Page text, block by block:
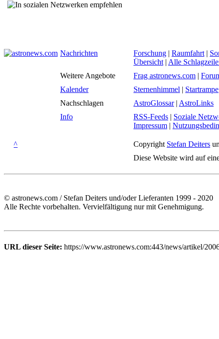
Nachrichten Forschung | Raumfahrt |
Übersicht | Alle
Weitere Angebote
Frag astronews.com |
Kalender
Sternenhimmel | Startrampe
Nachschlagen
AstroGlossar| AstroLinks
Info
RSS-Feeds | Soziale
Impressum |
^ Copyright Stefan Deiters
Diese Website wird auf
© astronews.com / Stefan Deiters und/oder Lieferanten 1999 - 2020
Alle Rechte vorbehalten. Vervielfältigung nur mit Genehmigung.
URL dieser Seite: https://www.astronews.com:443/news/artikel/